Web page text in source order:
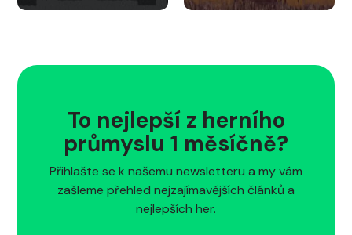
To nejlepší z herního
průmyslu 1 měsíčně?
Přihlašte se k našemu newsletteru a my vám
zašleme přehled nejzajímavějších článků a
nejlepších her.